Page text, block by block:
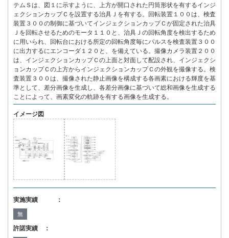
テムＳは、図１に示すように、上方が開口された円筒形状を有するインジ
ェクションカップＣを設置する治具Ｊを有する。回転装置１００は、検査
装置３００の制御に基づいてインジェクションカップＣが固定された治具
Ｊを回転させるためのモータ１１０と、治具Ｊの回転角度を検出するため
に用いられ、回転台における所定の回転角度毎にパルスを検査装置３００
に出力するにエンコーダ１２０と、を備えている。撮像カメラ装置２００
は、インジェクションカップＣの上面と対面して配設され、インジェクシ
ョンカップＣの上方からインジェクションカップＣの外観を撮像する。検
査装置３００は、撮像された静止画像を構成する各画素における輝度を基
準として、差分画像を生成し、各差分画像に基づいて総和画像を生成する
ことによって、画素変化の軌跡を有する画像を生成する。
イメージ図
実施実績 ：
無
許諾実績 ：